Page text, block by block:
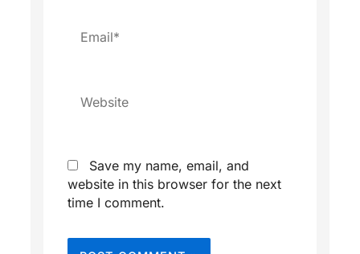
Email*
Website
Save my name, email, and
website in this browser for the next
time I comment.